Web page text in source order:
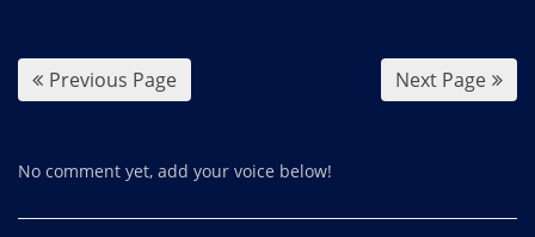
Previous Page Next Page
No comment yet, add your voice below!